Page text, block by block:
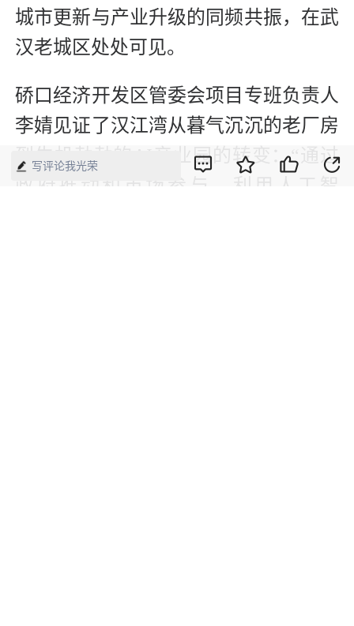
城市更新与产业升级的同频共振，在武
汉老城区处处可见。
硚口经济开发区管委会项目专班负责人
李婧见证了汉江湾从暮气沉沉的老厂房
到生机勃勃的AI产业园的转变：“通过
政府推动和市场参与，利用人工智
写评论我光荣